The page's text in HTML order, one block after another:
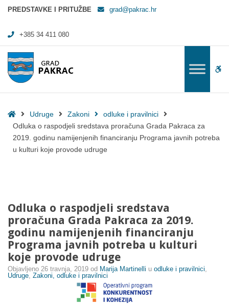
Odluka o raspodjeli sredstava proračuna Grada Pakraca za 2019.
PREDSTAVKE I PRITUŽBE grad@pakrac.hr
+385 34 411 080
HomeUdruge Zakoni
odluke i pravilnici
Odluka o raspodjeli sredstava proračuna Grada Pakraca za
2019. godinu namijenjenih financiranju Programa javnih potreba
u kulturi koje provode udruge
Odluka o raspodjeli sredstava
proračuna Grada Pakraca za 2019.
godinu namijenjenih financiranju
Programa javnih potreba u kulturi
koje provode udruge
Objavljeno 26 travnja, 2019 od Marija Martinelli u odluke i pravilnici,
Udruge, Zakoni, odluke i pravilnici